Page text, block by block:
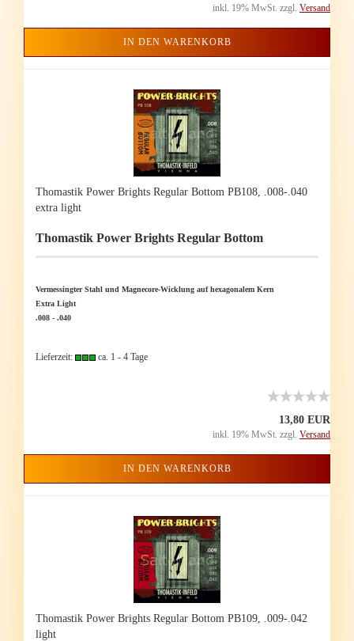
inkl. 19% MwSt. zzgl. Versand
IN DEN WARENKORB
Tho­mas­tik Power Brights Re­gu­lar Bot­tom PB108, .008-.040
extra light
Tho­mas­tik Power Brights Re­gu­lar Bot­tom
Ver­mes­sing­ter Stahl und Magnecore-​Wicklung auf he­xa­go­na­lem Kern
Extra Light
.008 - .040
Lieferzeit: ca. 1 - 4 Tage
13,80 EUR
inkl. 19% MwSt. zzgl. Versand
IN DEN WARENKORB
Tho­mas­tik Power Brights Re­gu­lar Bot­tom PB109, .009-.042
light